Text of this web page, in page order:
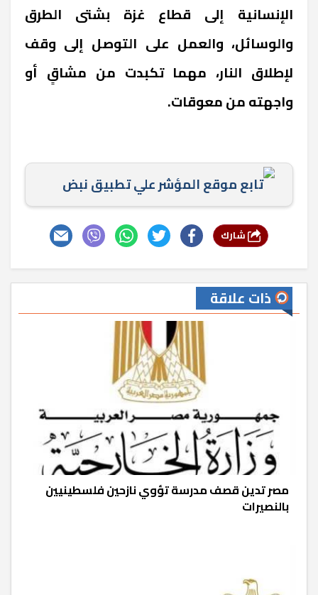
الإنسانية إلى قطاع غزة بشتى الطرق
والوسائل، والعمل على التوصل إلى وقف
لإطلاق النار، مهما تكبدت من مشاقٍ أو
واجهته من معوقات.
تابع موقع المؤشر علي تطبيق نبض
ذات علاقة
‏‎مصر تدين قصف مدرسة تؤوي نازحين فلسطينيين
بالنصيرات